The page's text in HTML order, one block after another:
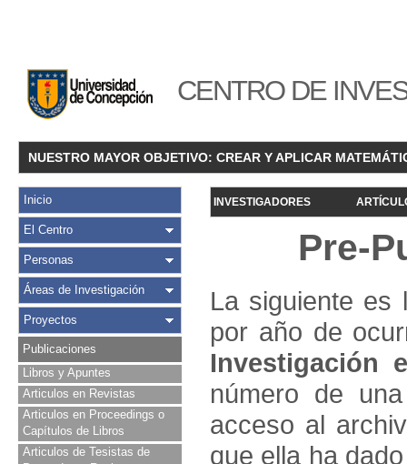
CENTRO DE
NUESTRO MAYOR OBJETIVO: CREAR Y APLICAR
Inicio
El Centro
Personas
Áreas de Investigación
Proyectos
Publicaciones
Libros y Apuntes
Articulos en Revistas
Articulos en Proceedings o
Capítulos de Libros
Articulos de Tesistas de
INVESTIGADORES
Pre-
La siguiente es
por año de
Investigación
número de
acceso al
que ella ha